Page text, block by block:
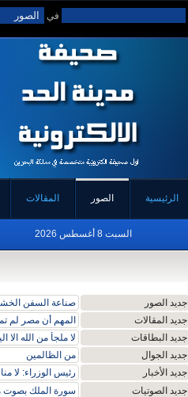
في
الرئيسية الصور المقالات
السبت 8 أغسطس 2026
جديد الصور
صناعة السفن
جديد المقالات
المهم أن مصر لم
جديد البطاقات
لا ملجأ من الله الا
جديد الجوال
من الظالمين
جديد الأخبار
رئيس الوزراء: لا
جديد الصوتيات
سورة الملك بصوت